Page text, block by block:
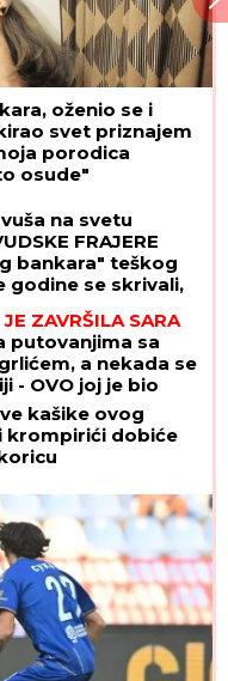
oženio se i
svet priznajem
porodica
osude"
na svetu
FRAJERE
bankara" teškog
godine se skrivali,
ZAVRŠILA SARA
putovanjima sa
a nekada se
- OVO joj je bio
kašike ovog
krompirići dobiće